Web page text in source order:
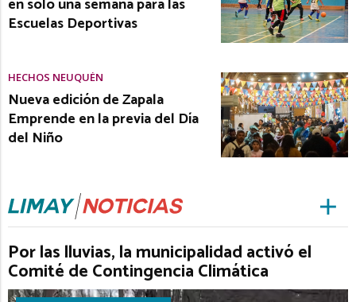
en solo una semana para las
Escuelas Deportivas
HECHOS NEUQUÉN
Nueva edición de Zapala
Emprende en la previa del Día
del Niño
Por las lluvias, la municipalidad activó el
Comité de Contingencia Climática